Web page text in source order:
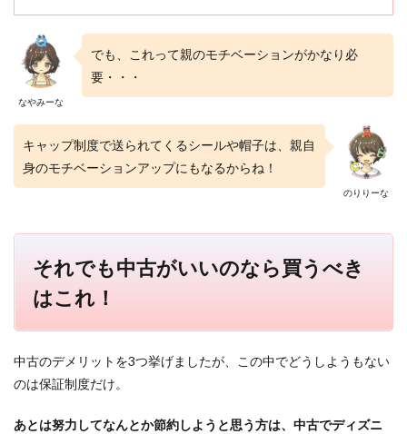
なやみーな
でも、これって親のモチベーションがかなり必
要・・・
のりりーな
キャップ制度で送られてくるシールや帽子は、親自
身のモチベーションアップにもなるからね！
それでも中古がいいのなら買うべき
はこれ！
中古のデメリットを3つ挙げましたが、この中でどうしようもない
のは保証制度だけ。
あとは努力してなんとか節約しようと思う方は、中古でディズニ